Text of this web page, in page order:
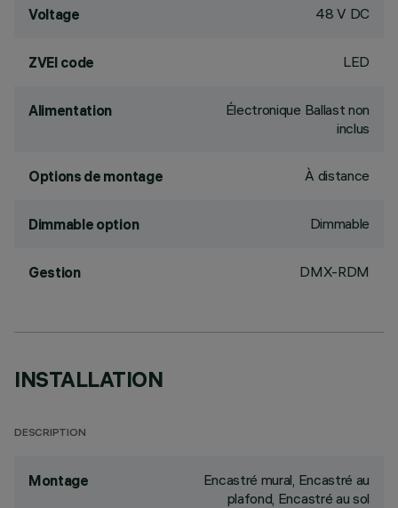
Voltage 48 V DC
ZVEI code LED
Alimentation
Électronique Ballast non
inclus
Options de montage À distance
Dimmable option Dimmable
Gestion DMX-RDM
INSTALLATION
DESCRIPTION
Montage
Encastré mural, Encastré au
plafond, Encastré au sol